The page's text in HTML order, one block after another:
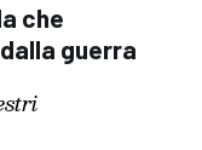
che
guerra